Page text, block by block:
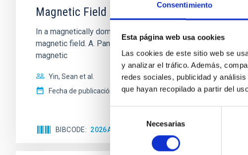
Consentimiento
Esta página web usa cookies
Las cookies de este sitio web se
y analizar el tráfico. Además,
redes sociales, publicidad y
que hayan recopilado a partir del
consentimiento
Necesarias
Magnetic Field Alignment with Dense
In a magnetically dominated model of star formation, we
magnetic field. A. Pandhi et al. showed instead, however,
magnetic
Yin, Sean et al.
Fecha de publicación:
5 2026
BIBCODE 2026APJ..1003...83Y NÚMERO DE CITAS